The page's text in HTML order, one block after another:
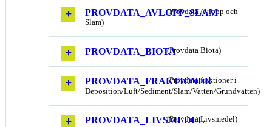
PROVDATA_AVLOPP_SLAM
(Provdata Avlopp och
Slam)
PROVDATA_BIOTA(Provdata Biota)
PROVDATA_FRAKTIONER
(Provdata fraktioner i
Deposition/Luft/Sediment/Slam/Vatten/Grundvatten)
PROVDATA_LIVSMEDEL
(Provdata Livsmedel)